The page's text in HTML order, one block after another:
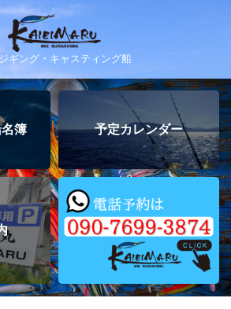
ギング・キャスティング船
簿 予定カレンダー